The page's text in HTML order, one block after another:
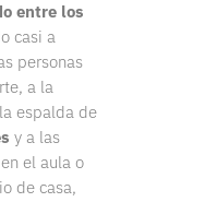
entre los
casi a
personas
a la
espalda de
y a las
en el aula o
de casa,